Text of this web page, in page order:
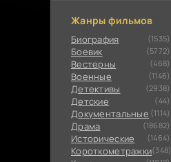
Жанры фильмов
Биография (1535)
Боевик (5772)
Вестерны (468)
Военные (1146)
Детективы (2938)
Детские (44)
Документальные (1114)
Драма (18682)
Исторические (1464)
Короткометражки(348)